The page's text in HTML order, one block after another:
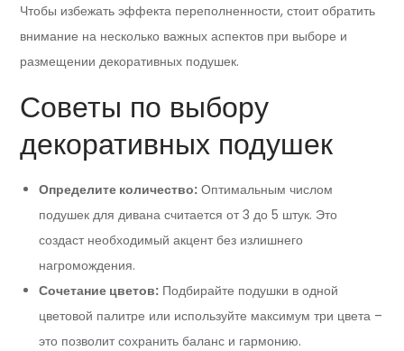
Чтобы избежать эффекта переполненности, стоит обратить
внимание на несколько важных аспектов при выборе и
размещении декоративных подушек.
Советы по выбору
декоративных подушек
Определите количество: Оптимальным числом
подушек для дивана считается от 3 до 5 штук. Это
создаст необходимый акцент без излишнего
нагромождения.
Сочетание цветов: Подбирайте подушки в одной
цветовой палитре или используйте максимум три цвета –
это позволит сохранить баланс и гармонию.